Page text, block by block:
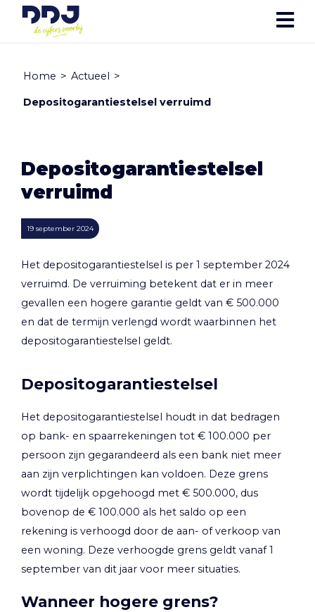
Home > Actueel >
Depositogarantiestelsel verruimd
Depositogarantiestelsel
verruimd
19 september 2024
Het depositogarantiestelsel is per 1 september 2024
verruimd. De verruiming betekent dat er in meer
gevallen een hogere garantie geldt van € 500.000
en dat de termijn verlengd wordt waarbinnen het
depositogarantiestelsel geldt.
Depositogarantiestelsel
Het depositogarantiestelsel houdt in dat bedragen
op bank- en spaarrekeningen tot € 100.000 per
persoon zijn gegarandeerd als een bank niet meer
aan zijn verplichtingen kan voldoen. Deze grens
wordt tijdelijk opgehoogd met € 500.000, dus
bovenop de € 100.000 als het saldo op een
rekening is verhoogd door de aan- of verkoop van
een woning. Deze verhoogde grens geldt vanaf 1
september van dit jaar voor meer situaties.
Wanneer hogere grens?